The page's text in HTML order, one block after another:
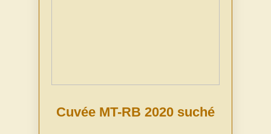
Cuvée MT-RB 2020 suché